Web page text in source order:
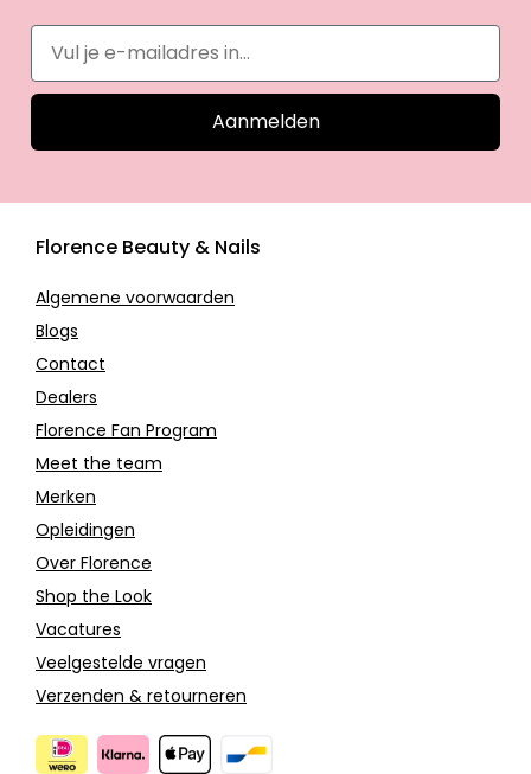
Aanmelden
Florence Beauty & Nails
Algemene voorwaarden
Blogs
Contact
Dealers
Florence Fan Program
Meet the team
Merken
Opleidingen
Over Florence
Shop the Look
Vacatures
Veelgestelde vragen
Verzenden & retourneren